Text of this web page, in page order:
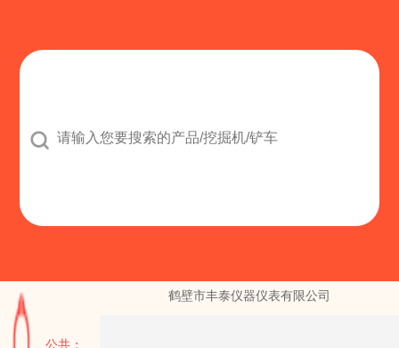

公共：
鹤壁市丰泰仪器仪表有限公司